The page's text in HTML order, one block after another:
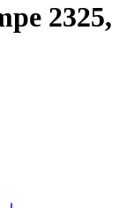
2325,